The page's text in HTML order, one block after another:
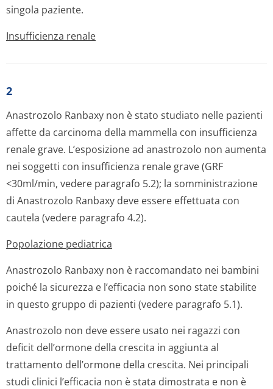
singola paziente.
Insufficienza renale
2
Anastrozolo Ranbaxy non è stato studiato nelle pazienti
affette da carcinoma della mammella con insufficienza
renale grave. L’esposizione ad anastrozolo non aumenta
nei soggetti con insufficienza renale grave (GRF
<30ml/min, vedere paragrafo 5.2); la somministrazione
di Anastrozolo Ranbaxy deve essere effettuata con
cautela (vedere paragrafo 4.2).
Popolazione pediatrica
Anastrozolo Ranbaxy non è raccomandato nei bambini
poiché la sicurezza e l’efficacia non sono state stabilite
in questo gruppo di pazienti (vedere paragrafo 5.1).
Anastrozolo non deve essere usato nei ragazzi con
deficit dell’ormone della crescita in aggiunta al
trattamento dell’ormone della crescita. Nei principali
studi clinici l’efficacia non è stata dimostrata e non è